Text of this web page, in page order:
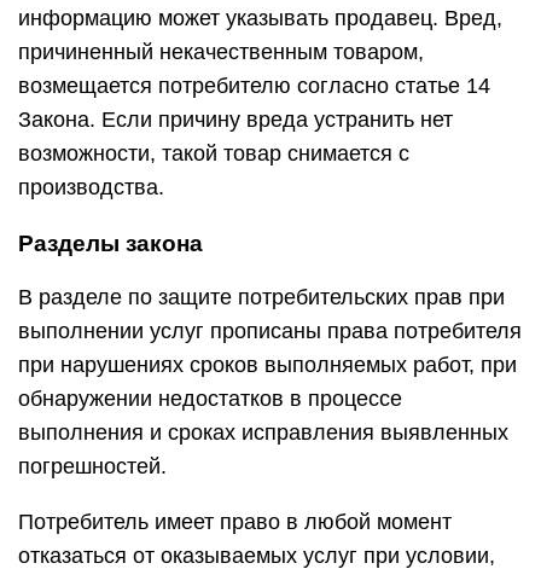
информацию может указывать продавец. Вред,
причиненный некачественным товаром,
возмещается потребителю согласно статье 14
Закона. Если причину вреда устранить нет
возможности, такой товар снимается с
производства.
Разделы закона
В разделе по защите потребительских прав при
выполнении услуг прописаны права потребителя
при нарушениях сроков выполняемых работ, при
обнаружении недостатков в процессе
выполнения и сроках исправления выявленных
погрешностей.
Потребитель имеет право в любой момент
отказаться от оказываемых услуг при условии,